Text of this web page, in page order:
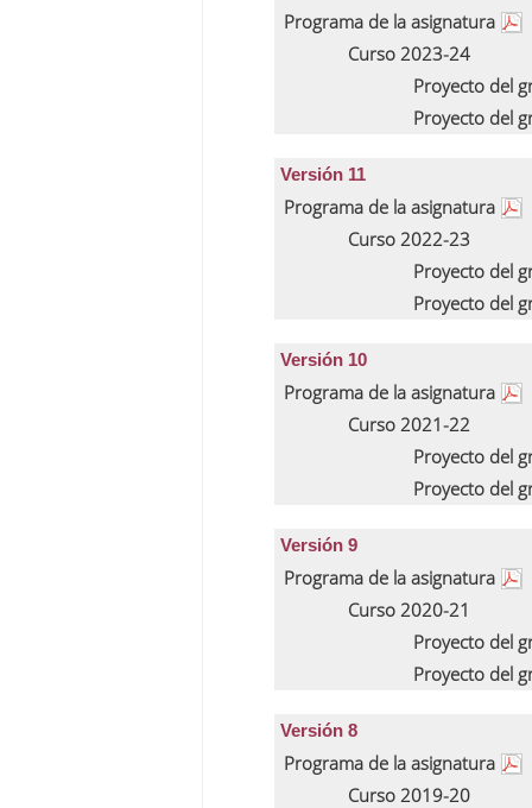
Programa de la asignatura
Curso 2023-24
Proyecto del
Proyecto del
Versión 11
Programa de la asignatura
Curso 2022-23
Proyecto del
Proyecto del
Versión 10
Programa de la asignatura
Curso 2021-22
Proyecto del
Proyecto del
Versión 9
Programa de la asignatura
Curso 2020-21
Proyecto del
Proyecto del
Versión 8
Programa de la asignatura
Curso 2019-20